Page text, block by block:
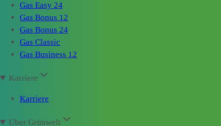
Gas Easy 24
Gas Bonus 12
Gas Bonus 24
Gas Classic
Gas Business 12
Karriere
Karriere
Über Grünwelt